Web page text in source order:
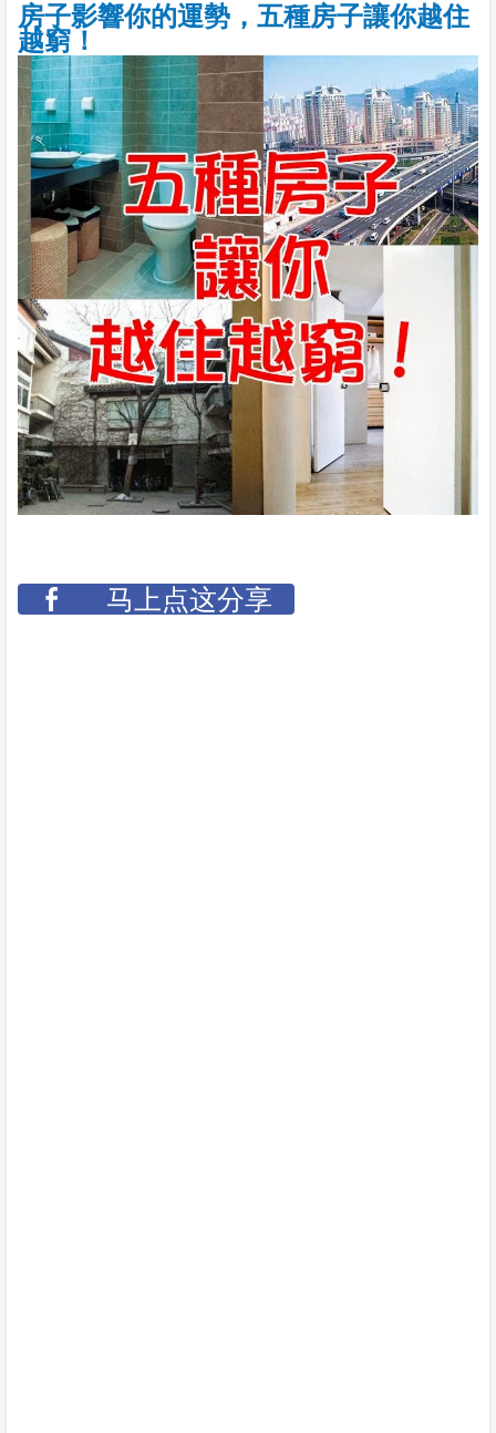
房子影響你的運勢，五種房子讓你越住
越窮！
马上点这分享